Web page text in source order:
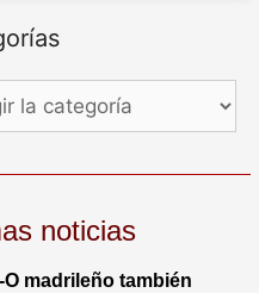
noticias
O madrileño también